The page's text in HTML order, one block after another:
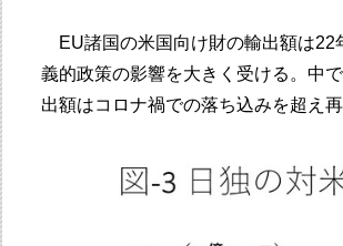
EU諸国の米国向け財の輸出額は22
義的政策の影響を大きく受ける。中
出額はコロナ禍での落ち込みを超え